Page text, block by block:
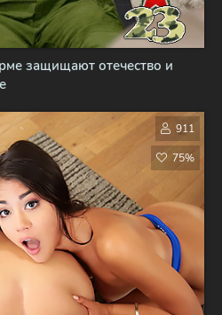
защищают отечество и
911
75%